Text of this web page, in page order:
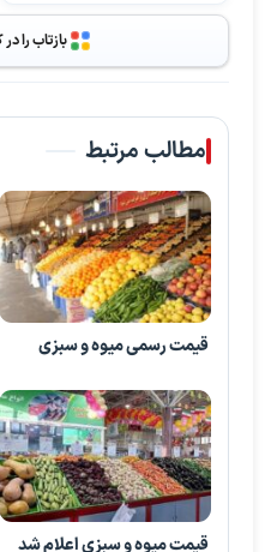
بازتاب را
مطالب مرتبط
قیمت رسمی میوه و سبزی
قیمت میوه و سبزی اعلام شد